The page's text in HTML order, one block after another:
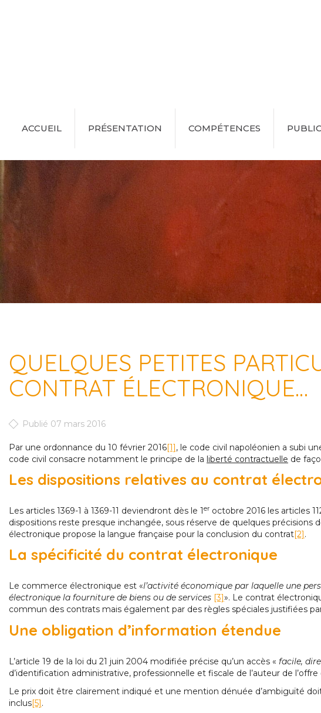
ACCUEIL PRÉSENTATION COMPÉTENCES
QUELQUES PETITES
CONTRAT ÉLECTRONIQUE…
Publié 07 mars 2016
Par une ordonnance du 10 février 2016[1], le code civil napoléonien a subi
code civil consacre notamment le principe de la liberté contractuelle de
Les dispositions relatives au contrat
Les articles 1369-1 à 1369-11 deviendront dès le 1er octobre 2016 les articles
dispositions reste presque inchangée, sous réserve de quelques précisions
électronique propose la langue française pour la conclusion du contrat[2].
La spécificité du contrat électronique
Le commerce électronique est «l’activité économique par laquelle une
électronique la fourniture de biens ou de services [3]». Le contrat
commun des contrats mais également par des règles spéciales justifiées
Une obligation d’information étendue
L’article 19 de la loi du 21 juin 2004 modifiée précise qu’un accès « facile,
d’identification administrative, professionnelle et fiscale de l’auteur de
Le prix doit être clairement indiqué et une mention dénuée d’ambiguïté
inclus[5].